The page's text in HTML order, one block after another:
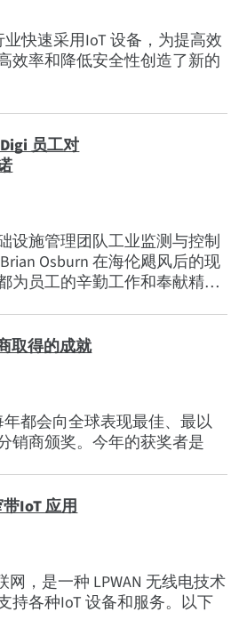
快速采用IoT 设备，为提高效
效率和降低安全性创造了新的
员工对
设施管理团队工业监测与控制
Osburn 在海伦飓风后的现
为员工的辛勤工作和奉献精神
取得的成就
年都会向全球表现最佳、最以
销商颁奖。今年的获奖者是
IoT 应用
网，是一种 LPWAN 无线电技术
持各种IoT 设备和服务。以下